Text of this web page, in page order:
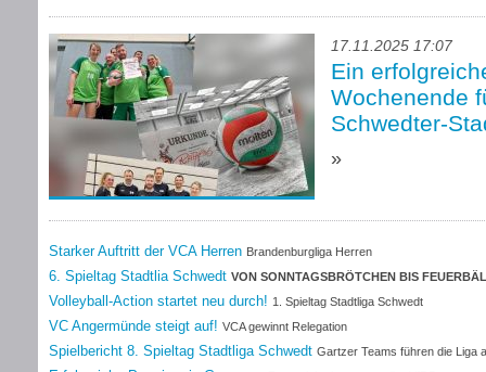
17.11.2025 17:07
Ein
Wochenende
Schwedter-
»
Starker Auftritt der VCA Herren Brandenburgliga Herren
6. Spieltag Stadtlia Schwedt VON SONNTAGSBRÖTCHEN BIS
SPIELTAG IN DREI AKTEN
Volleyball-Action startet neu durch! 1. Spieltag Stadtliga Schwedt
VC Angermünde steigt auf! VCA gewinnt Relegation
Spielbericht 8. Spieltag Stadtliga Schwedt Gartzer Teams führen die Liga